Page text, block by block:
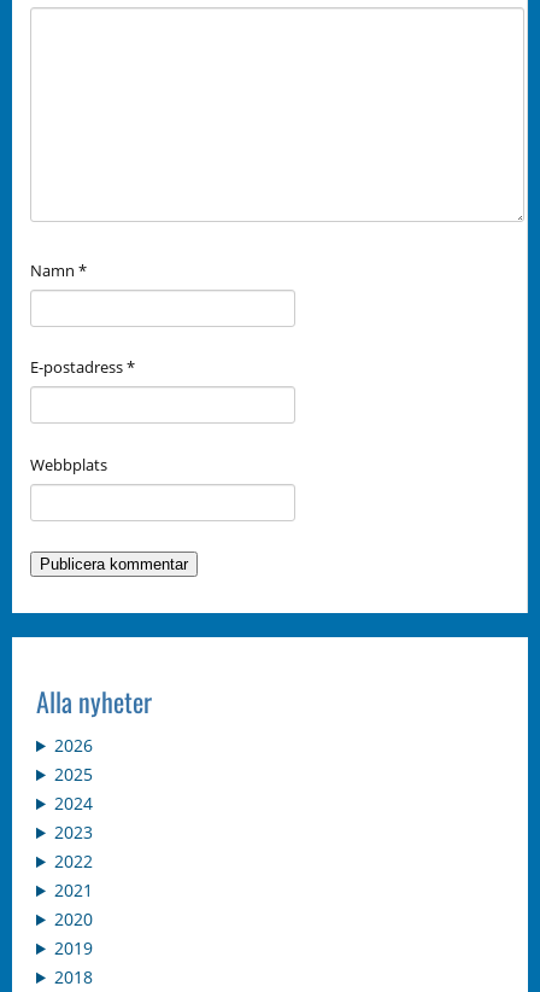
Namn *
E-postadress*
Webbplats
Alla nyheter
2026
2025
2024
2023
2022
2021
2020
2019
2018